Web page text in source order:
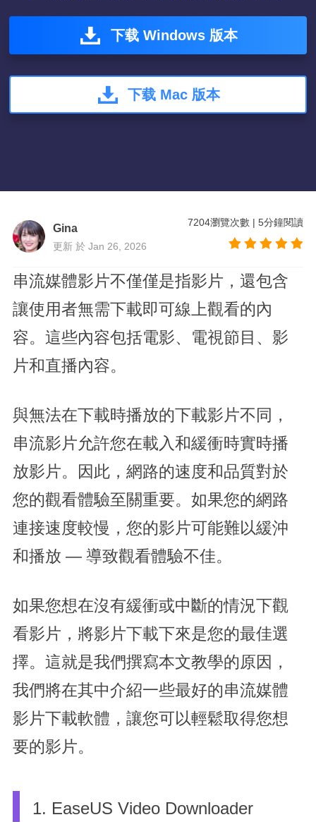
下载 Windows 版本
下载 Mac 版本
Gina
更新 於 Jan 26, 2026
7204瀏覽次數 |5分鐘閱讀
串流媒體影片不僅僅是指影片，還包含
讓使用者無需下載即可線上觀看的內
容。這些內容包括電影、電視節目、影
片和直播內容。
與無法在下載時播放的下載影片不同，
串流影片允許您在載入和緩衝時實時播
放影片。因此，網路的速度和品質對於
您的觀看體驗至關重要。如果您的網路
連接速度較慢，您的影片可能難以緩沖
和播放 — 導致觀看體驗不佳。
如果您想在沒有緩衝或中斷的情況下觀
看影片，將影片下載下來是您的最佳選
擇。這就是我們撰寫本文教學的原因，
我們將在其中介紹一些最好的串流媒體
影片下載軟體，讓您可以輕鬆取得您想
要的影片。
1. EaseUS Video Downloader